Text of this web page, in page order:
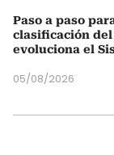
Paso a paso
clasificación del
evoluciona el
05/08/2026